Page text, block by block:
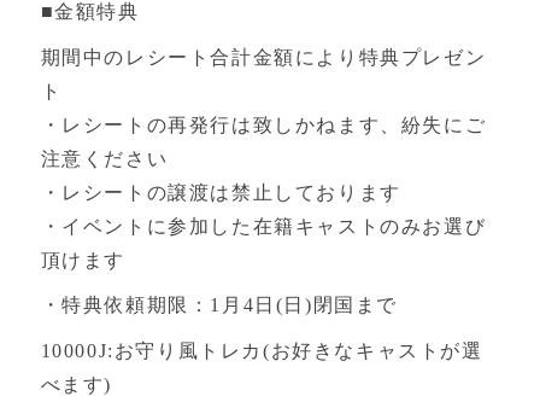
■金額特典
期間中のレシート合計金額により特典プレゼン
ト
・レシートの再発行は致しかねます、紛失にご
注意ください
・レシートの譲渡は禁止しております
・イベントに参加した在籍キャストのみお選び
頂けます
・特典依頼期限：1月4日(日)閉国まで
10000J:お守り風トレカ(お好きなキャストが選
べます)